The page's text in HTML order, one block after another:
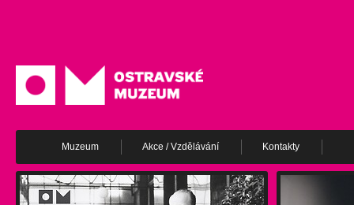
Muzeum Akce / Vzdělávání Kontakty